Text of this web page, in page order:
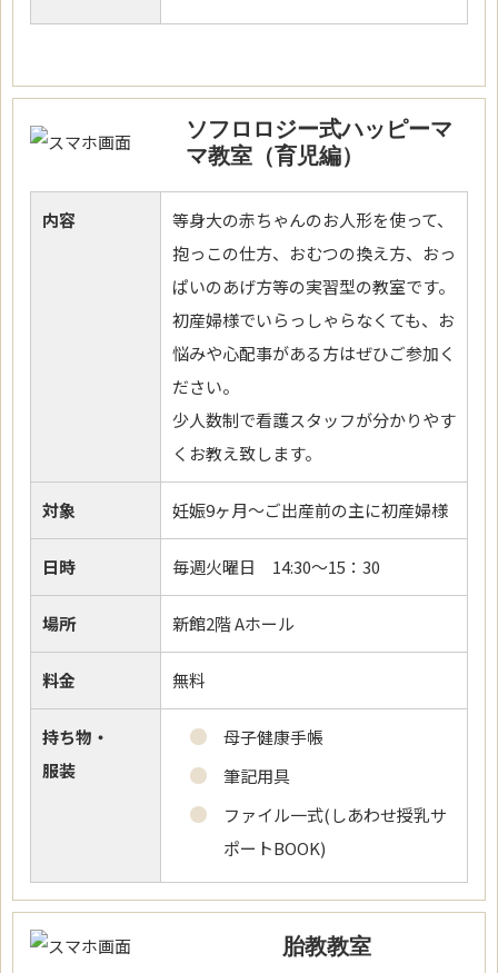
ソフロロジー式ハッピーマ
マ教室（育児編）
内容
等身大の赤ちゃんのお人形を使って、
抱っこの仕方、おむつの換え方、おっ
ぱいのあげ方等の実習型の教室です。
初産婦様でいらっしゃらなくても、お
悩みや心配事がある方はぜひご参加く
ださい。
少人数制で看護スタッフが分かりやす
くお教え致します。
対象 妊娠9ヶ月～ご出産前の主に初産婦様
日時 毎週火曜日 14:30～15：30
場所 新館2階 Aホール
料金 無料
持ち物・
服装
母子健康手帳
筆記用具
ファイル一式(しあわせ授乳サ
ポートBOOK)
胎教教室